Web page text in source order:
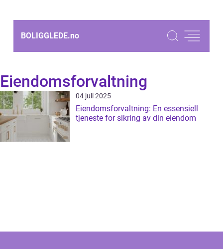
BOLIGGLEDE.no
Eiendomsforvaltning
04 juli 2025
Eiendomsforvaltning: En essensiell
tjeneste for sikring av din eiendom